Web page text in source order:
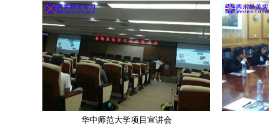
华中师范大学项目宣讲会